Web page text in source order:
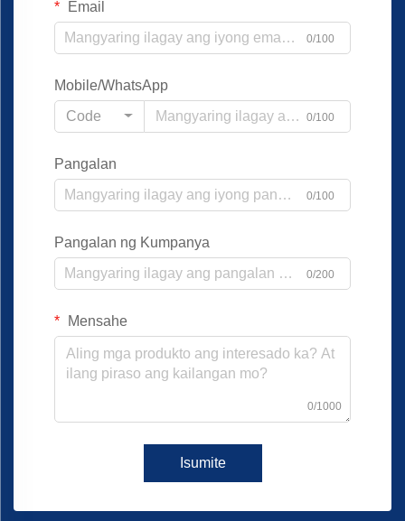
Email
0/100
Mobile/WhatsApp
Code
0/100
Pangalan
0/100
Pangalan ng Kumpanya
0/200
Mensahe
0/1000
Isumite